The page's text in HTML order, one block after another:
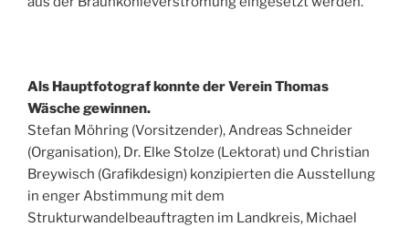
Als Hauptfotograf konnte der Verein Thomas
Wäsche gewinnen.
Stefan Möhring (Vorsitzender), Andreas Schneider
(Organisation), Dr. Elke Stolze (Lektorat) und Christian
Breywisch (Grafikdesign) konzipierten die Ausstellung
in enger Abstimmung mit dem
Strukturwandelbeauftragten im Landkreis, Michael